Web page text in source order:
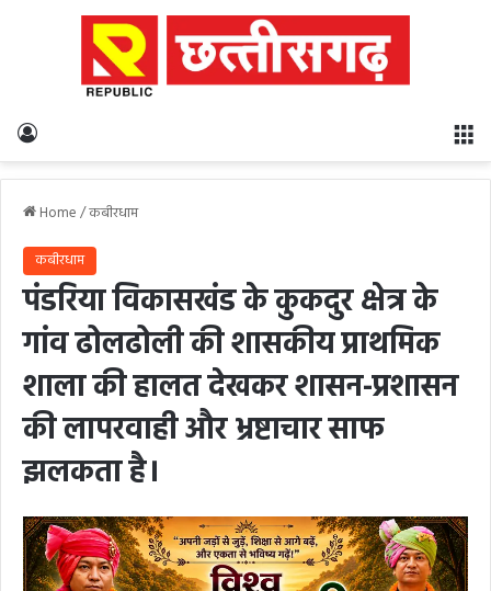
Home/कबीरधाम
कबीरधाम
पंडरिया विकासखंड के कुकदुर क्षेत्र के
गांव ढोलढोली की शासकीय प्राथमिक
शाला की हालत देखकर शासन-प्रशासन
की लापरवाही और भ्रष्टाचार साफ
झलकता है।